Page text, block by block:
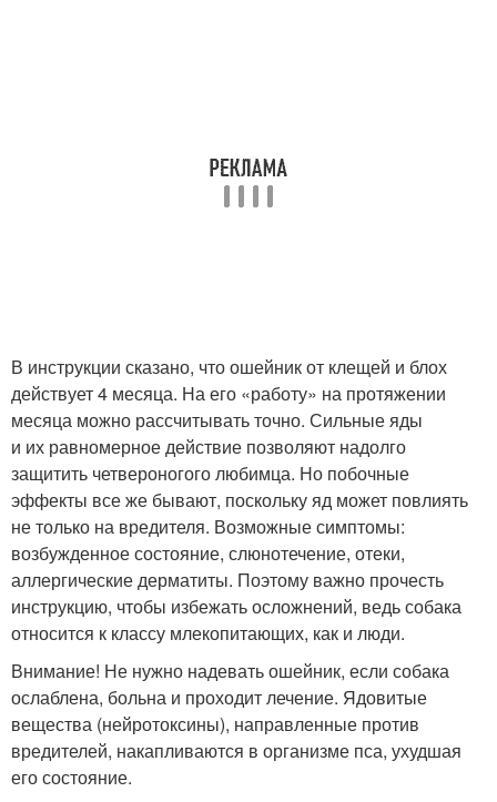
В инструкции сказано, что ошейник от клещей и блох
действует 4 месяца. На его «работу» на протяжении
месяца можно рассчитывать точно. Сильные яды
и их равномерное действие позволяют надолго
защитить четвероногого любимца. Но побочные
эффекты все же бывают, поскольку яд может повлиять
не только на вредителя. Возможные симптомы:
возбужденное состояние, слюнотечение, отеки,
аллергические дерматиты. Поэтому важно прочесть
инструкцию, чтобы избежать осложнений, ведь собака
относится к классу млекопитающих, как и люди.
Внимание! Не нужно надевать ошейник, если собака
ослаблена, больна и проходит лечение. Ядовитые
вещества (нейротоксины), направленные против
вредителей, накапливаются в организме пса, ухудшая
его состояние.